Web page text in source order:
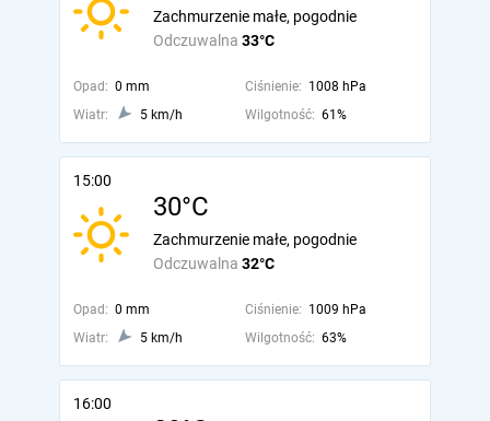
Odczuwalna 33°C
Zachmurzenie małe, pogodnie
Opad: 0 mm Ciśnienie: 1008 hPa
Wiatr:
5 km/h Wilgotność: 61%
15:00
30°C
Odczuwalna 32°C
Zachmurzenie małe, pogodnie
Opad: 0 mm Ciśnienie: 1009 hPa
Wiatr:
5 km/h Wilgotność: 63%
16:00